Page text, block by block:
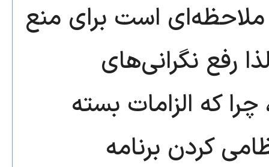
ملاحظه‌ای است برای منع
رفع نگرانی‌های
چرا که الزامات بسته
کردن برنامه